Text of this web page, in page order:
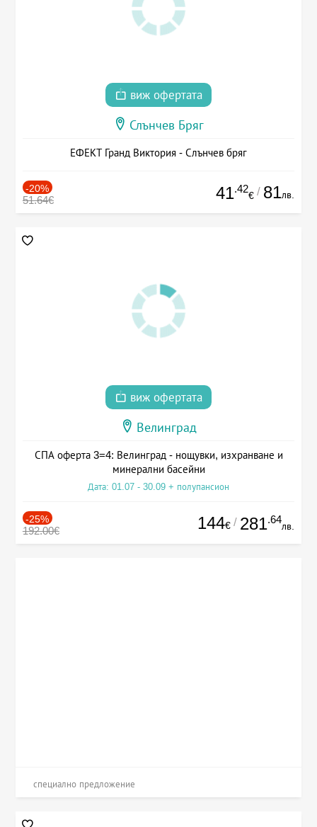
виж офертата
Слънчев Бряг
ЕФЕКТ Гранд Виктория - Слънчев бряг
-20%
51.64€ 41.42
€ / 81лв.
виж офертата
Велинград
СПА оферта 3=4: Велинград - нощувки, изхранване и
минерални басейни
Дата: 01.07 - 30.09 + полупансион
-25%
192.00€ 144€ / 281.64
лв.
специално предложение